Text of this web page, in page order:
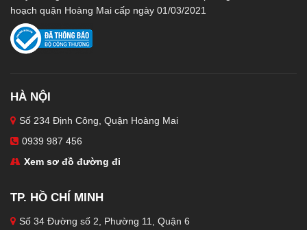
hoạch quận Hoàng Mai cấp ngày 01/03/2021
HÀ NỘI
Số 234 Định Công, Quận Hoàng Mai
0939 987 456
Xem sơ đồ đường đi
TP. HỒ CHÍ MINH
Số 34 Đường số 2, Phường 11, Quận 6